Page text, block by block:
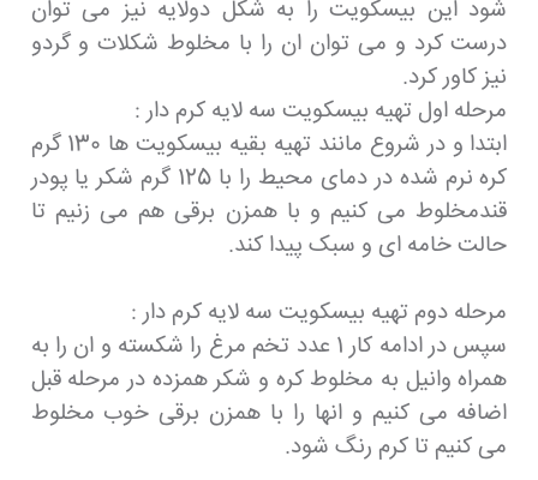
شود این بیسکویت را به شکل دولایه نیز می توان
درست کرد و می توان ان را با مخلوط شکلات و گردو
نیز کاور کرد.
مرحله اول تهیه بیسکویت سه لایه کرم دار :
ابتدا و در شروع مانند تهیه بقیه بیسکویت ها 130 گرم
کره نرم شده در دمای محیط را با 125 گرم شکر یا پودر
قندمخلوط می کنیم و با همزن برقی هم می زنیم تا
حالت خامه ای و سبک پیدا کند.
مرحله دوم تهیه بیسکویت سه لایه کرم دار :
سپس در ادامه کار 1 عدد تخم مرغ را شکسته و ان را به
همراه وانیل به مخلوط کره و شکر همزده در مرحله قبل
اضافه می کنیم و انها را با همزن برقی خوب مخلوط
می کنیم تا کرم رنگ شود.